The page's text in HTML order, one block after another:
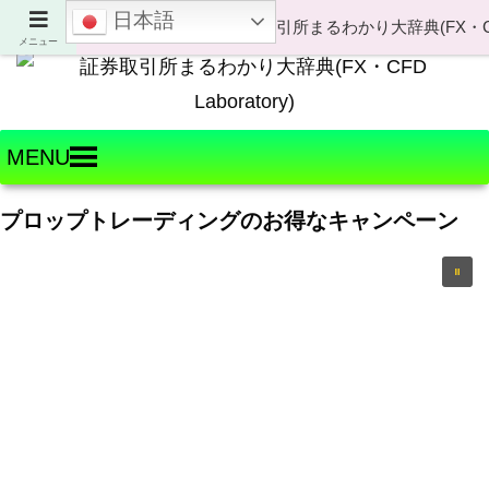
Welcome to FX・CFD Laboratory!
MENU
プロップトレーディングのお得なキャンペーン
メニュー
日本語